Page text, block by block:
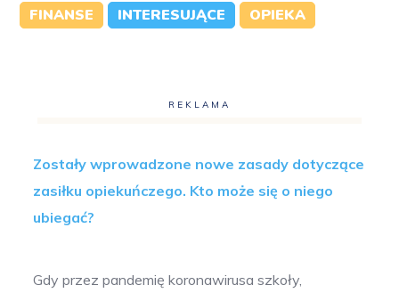
FINANSE INTERESUJĄCE OPIEKA
REKLAMA
Zostały wprowadzone nowe zasady dotyczące
zasiłku opiekuńczego. Kto może się o niego
ubiegać?
Gdy przez pandemię koronawirusa szkoły,